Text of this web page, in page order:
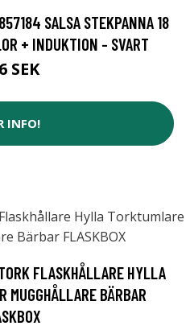
SALSA STEKPANNA 18
+ INDUKTION - SVART
SEK
INFO!
FLASKHÅLLARE HYLLA
MUGGHÅLLARE BÄRBAR